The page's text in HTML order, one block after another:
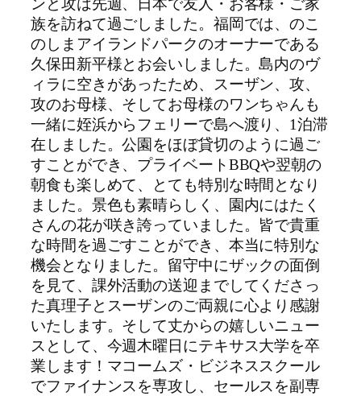
ンと攻は先週、日本で友人・お客様・ご家
族を訪ねて過ごしました。福岡では、のこ
のしまアイランドパークのオーナーである
久保田新平様とお会いしました。島内のヴ
ィラに空きがあったため、スーザン、攻、
攻のお母様、そしてお母様のワンちゃんも
一緒に姪浜からフェリーで島へ渡り、1泊滞
在しました。公園をほぼ貸切のように過ご
すことができ、プライベートBBQや翌朝の
朝食も楽しめて、とても特別な時間となり
ました。景色も素晴らしく、園内にはたく
さんの花が咲き誇っていました。皆で貴重
な時間を過ごすことができ、本当に特別な
機会となりました。留守中にザックの面倒
を見て、課外活動の送迎までしてくださっ
た真理子とスーザンのご両親に心より感謝
いたします。そして丈からの嬉しいニュー
スとして、今週木曜日にテキサス大学を卒
業します！マコームズ・ビジネススクール
でファイナンスを専攻し、セールスを副専